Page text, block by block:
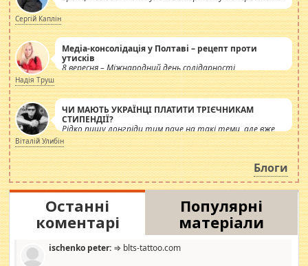
Сергій Каплін
Медіа-консолідація у Полтаві – рецепт проти
утисків
8 вересня – Міжнародний день солідарності
журналістів.
Надія Труш
ЧИ МАЮТЬ УКРАЇНЦІ ПЛАТИТИ ТРІЄЧНИКАМ
СТИПЕНДІЇ?
Рідко пишу лонгріди тим паче на такі теми, але вже
просто дістало! Обурюють сьогоднішні інсенуації
навколо стипендіального питання. Штучно
роздувається ще одна соціальна катастрофа.
Віталій Улибін
Блоги
Останні
коментарі
Популярні
матеріали
ischenko peter: ⇒ blts-tattoo.com